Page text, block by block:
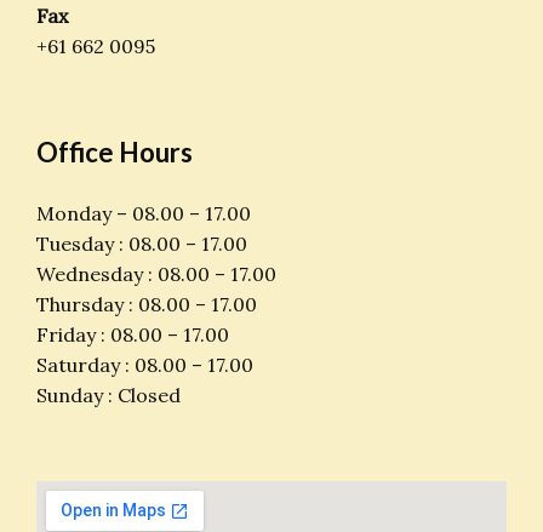
Fax
+61 662 0095
Office Hours
Monday – 08.00 – 17.00
Tuesday : 08.00 – 17.00
Wednesday : 08.00 – 17.00
Thursday : 08.00 – 17.00
Friday : 08.00 – 17.00
Saturday : 08.00 – 17.00
Sunday : Closed